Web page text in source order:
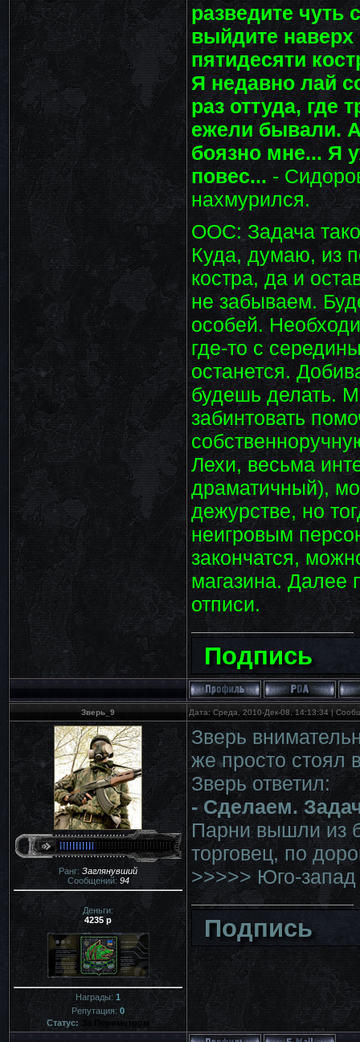
разведите чуть
выйдите наверх
пятидесяти
Я недавно лай
раз оттуда, где
ежели бывали.
боязно мне... Я
повес... -
нахмурился.
ООС: Задача
Куда, думаю, из
костра, да и
не забываем.
особей.
где-то с
останется.
будешь делать.
забинтовать
Лехи, весьма
драматичный),
дежурстве, но
неигровым
закончатся,
магазина.
отписи.
Подпись
Зверь_9 Дата: Среда, 2010-Дек-08, 14:13:34 |
Ранг: Заглянувший
Сообщений:94
Деньги:
4235 р
Награды: 1
Репутация:0
Статус: За Периметром
Зверь
же просто стоял
Зверь ответил:
- Сделаем.
Парни вышли из
торговец, по
>>>>> Юго-
Подпись